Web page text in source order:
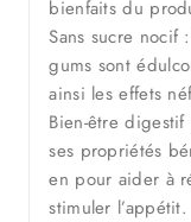
bienfaits du
Sans sucre nocif
gums sont
ainsi les effets
Bien-être
ses propriétés
en pour aider à
stimuler l’appétit.